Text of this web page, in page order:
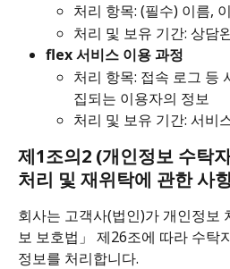
처리 항목: (필수) 이름,
처리 및 보유 기간: 상담
flex 서비스 이용 과정
처리 항목: 접속 로그 등
집되는 이용자의 정보
처리 및 보유 기간: 서비
제1조의2 (개인정보 수탁
처리 및 재위탁에 관한 사
회사는 고객사(법인)가 개인정보
보 보호법」 제26조에 따라 수탁
정보를 처리합니다.